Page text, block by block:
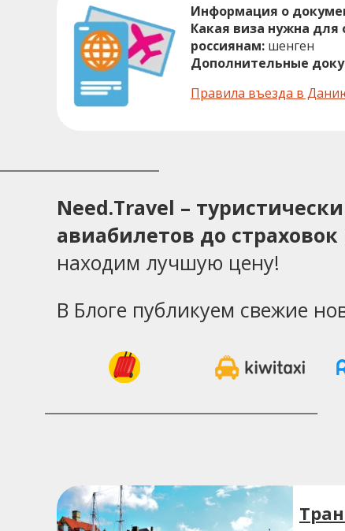
Информация о
Какая виза нужна
россиянам: шенген
Дополнительные
Правила въезда в
Need.Travel –
авиабилетов до страховок
находим лучшую цену!
В Блоге публикуем свежие